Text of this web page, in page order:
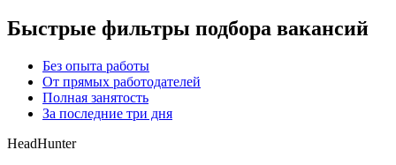
Быстрые фильтры подбора вакансий
Без опыта работы
От прямых работодателей
Полная занятость
За последние три дня
HeadHunter